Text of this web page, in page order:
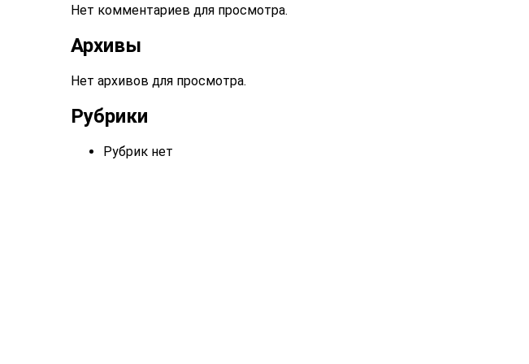
Нет комментариев для просмотра.
Архивы
Нет архивов для просмотра.
Рубрики
Рубрик нет